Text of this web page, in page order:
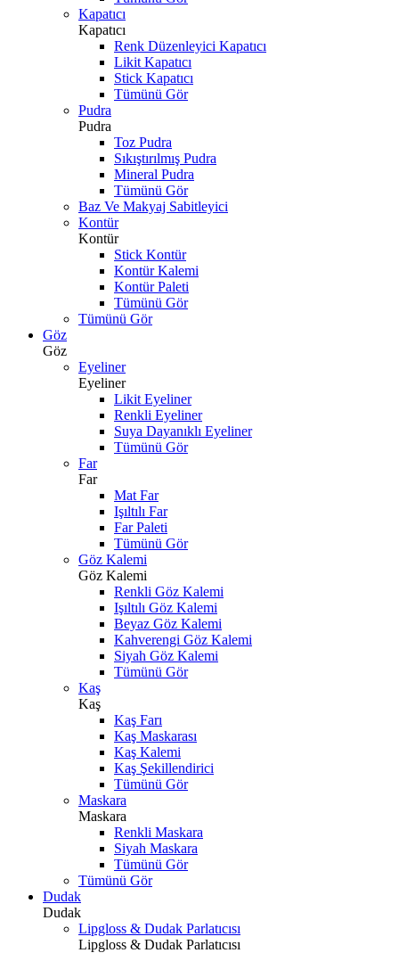
Kapatıcı
Kapatıcı
Renk Düzenleyici Kapatıcı
Likit Kapatıcı
Stick Kapatıcı
Tümünü Gör
Pudra
Pudra
Toz Pudra
Sıkıştırılmış Pudra
Mineral Pudra
Tümünü Gör
Baz Ve Makyaj Sabitleyici
Kontür
Kontür
Stick Kontür
Kontür Kalemi
Kontür Paleti
Tümünü Gör
Tümünü Gör
Göz
Göz
Eyeliner
Eyeliner
Likit Eyeliner
Renkli Eyeliner
Suya Dayanıklı Eyeliner
Tümünü Gör
Far
Far
Mat Far
Işıltılı Far
Far Paleti
Tümünü Gör
Göz Kalemi
Göz Kalemi
Renkli Göz Kalemi
Işıltılı Göz Kalemi
Beyaz Göz Kalemi
Kahverengi Göz Kalemi
Siyah Göz Kalemi
Tümünü Gör
Kaş
Kaş
Kaş Farı
Kaş Maskarası
Kaş Kalemi
Kaş Şekillendirici
Tümünü Gör
Maskara
Maskara
Renkli Maskara
Siyah Maskara
Tümünü Gör
Tümünü Gör
Dudak
Dudak
Lipgloss & Dudak Parlatıcısı
Lipgloss & Dudak Parlatıcısı